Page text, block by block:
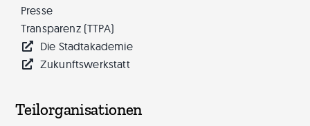
Presse
Transparenz (TTPA)
Die Stadtakademie
Zukunftswerkstatt
Teilorganisationen